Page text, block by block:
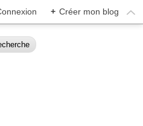
+ Créer mon blog